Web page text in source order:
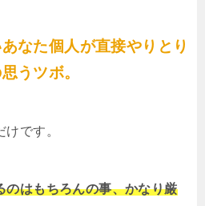
なた個人が直接やりとり
うツボ。
です。
のはもちろんの事、かなり厳